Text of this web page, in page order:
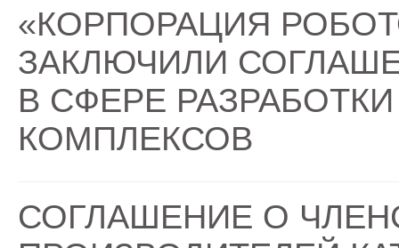
«КОРПОРАЦИЯ
ЗАКЛЮЧИЛИ
В СФЕРЕ
КОМПЛЕКСОВ
СОГЛАШЕНИЕ О